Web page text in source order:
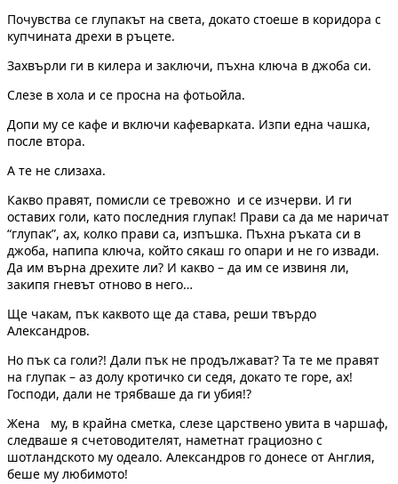
Почувства се глупакът на света, докато стоеше в коридора с
купчината дрехи в ръцете.
Захвърли ги в килера и заключи, пъхна ключа в джоба си.
Слезе в хола и се просна на фотьойла.
Допи му се кафе и включи кафеварката. Изпи една чашка,
после втора.
А те не слизаха.
Какво правят, помисли се тревожно и се изчерви. И ги
оставих голи, като последния глупак! Прави са да ме наричат
“глупак”, ах, колко прави са, изпъшка. Пъхна ръката си в
джоба, напипа ключа, който сякаш го опари и не го извади.
Да им върна дрехите ли? И какво – да им се извиня ли,
закипя гневът отново в него…
Ще чакам, пък каквото ще да става, реши твърдо
Александров.
Но пък са голи?! Дали пък не продължават? Та те ме правят
на глупак – аз долу кротичко си седя, докато те горе, ах!
Господи, дали не трябваше да ги убия!?
Жена му, в крайна сметка, слезе царствено увита в чаршаф,
следваше я счетоводителят, наметнат грациозно с
шотландското му одеало. Александров го донесе от Англия,
беше му любимото!